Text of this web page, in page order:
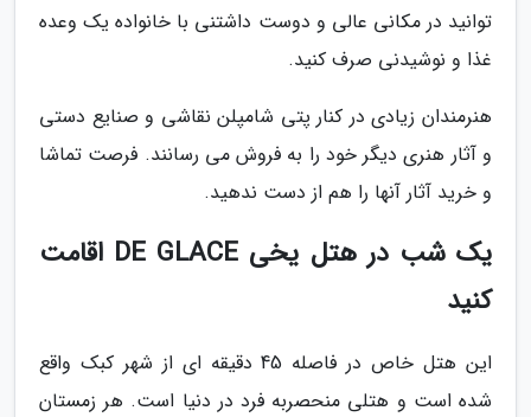
توانید در مکانی عالی و دوست داشتنی با خانواده یک وعده
غذا و نوشیدنی صرف کنید.
هنرمندان زیادی در کنار پتی شامپلن نقاشی و صنایع دستی
و آثار هنری دیگر خود را به فروش می رسانند. فرصت تماشا
و خرید آثار آنها را هم از دست ندهید.
یک شب در هتل یخی DE GLACE اقامت
کنید
این هتل خاص در فاصله 45 دقیقه ای از شهر کبک واقع
شده است و هتلی منحصربه فرد در دنیا است. هر زمستان